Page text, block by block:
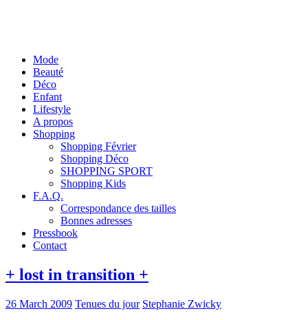
Mode
Beauté
Déco
Enfant
Lifestyle
A propos
Shopping
Shopping Février
Shopping Déco
SHOPPING SPORT
Shopping Kids
F.A.Q.
Correspondance des tailles
Bonnes adresses
Pressbook
Contact
+ lost in transition +
26 March 2009 Tenues du jour Stephanie Zwicky